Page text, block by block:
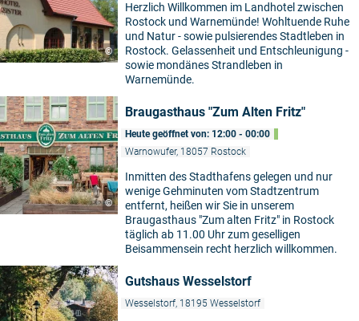
©
Herzlich Willkommen im Landhotel zwischen
Rostock und Warnemünde! Wohltuende Ruhe
und Natur - sowie pulsierendes Stadtleben in
Rostock. Gelassenheit und Entschleunigung -
sowie mondänes Strandleben in
Warnemünde.
©
Braugasthaus "Zum Alten Fritz"
Heute geöffnet von: 12:00 - 00:00
Warnowufer, 18057 Rostock
Inmitten des Stadthafens gelegen und nur
wenige Gehminuten vom Stadtzentrum
entfernt, heißen wir Sie in unserem
Braugasthaus "Zum alten Fritz" in Rostock
täglich ab 11.00 Uhr zum geselligen
Beisammensein recht herzlich willkommen.
Gutshaus Wesselstorf
Wesselstorf, 18195 Wesselstorf